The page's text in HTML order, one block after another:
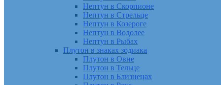
Нептун в Скорпионе
Нептун в Стрельце
Нептун в Козероге
Нептун в Водолее
Нептун в Рыбах
Плутон в знаках зодиака
Плутон в Овне
Плутон в Тельце
Плутон в Близнецах